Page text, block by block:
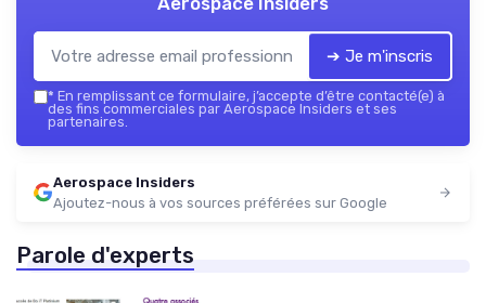
➔ Je m'inscris
* En remplissant ce formulaire, j’accepte d’être contacté(e) à
des fins commerciales par Aerospace Insiders et ses
partenaires.
Aerospace Insiders
Ajoutez-nous à vos sources préférées sur Google
Parole d'experts